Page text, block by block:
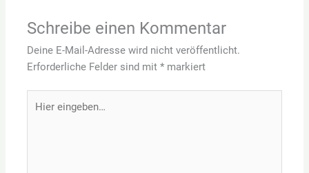
Schreibe einen Kommentar
Deine E-Mail-Adresse wird nicht veröffentlicht.
Erforderliche Felder sind mit* markiert
eingeben…